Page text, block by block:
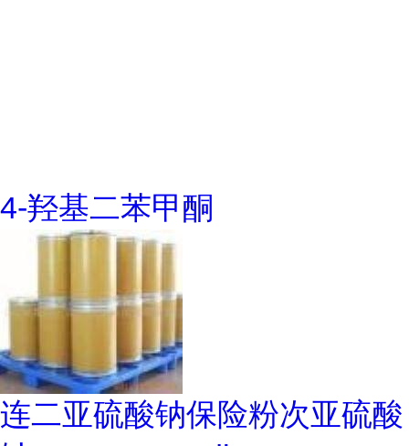
4-羟基二苯甲酮
连二亚硫酸钠保险粉次亚硫酸